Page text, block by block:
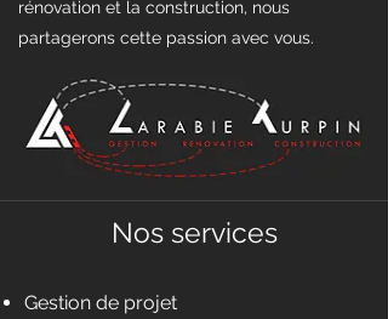
rénovation et la construction, nous
partagerons cette passion avec vous.
Nos services
Gestion de projet